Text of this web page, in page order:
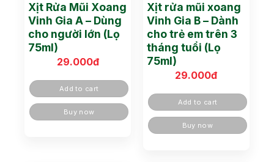
Xịt Rửa Mũi Xoang
Vinh Gia A – Dùng
cho người lớn (Lọ
75ml)
29.000đ
Add to cart
Buy now
Xịt rửa mũi xoang
Vinh Gia B – Dành
cho trẻ em trên 3
tháng tuổi (Lọ
75ml)
29.000đ
Add to cart
Buy now